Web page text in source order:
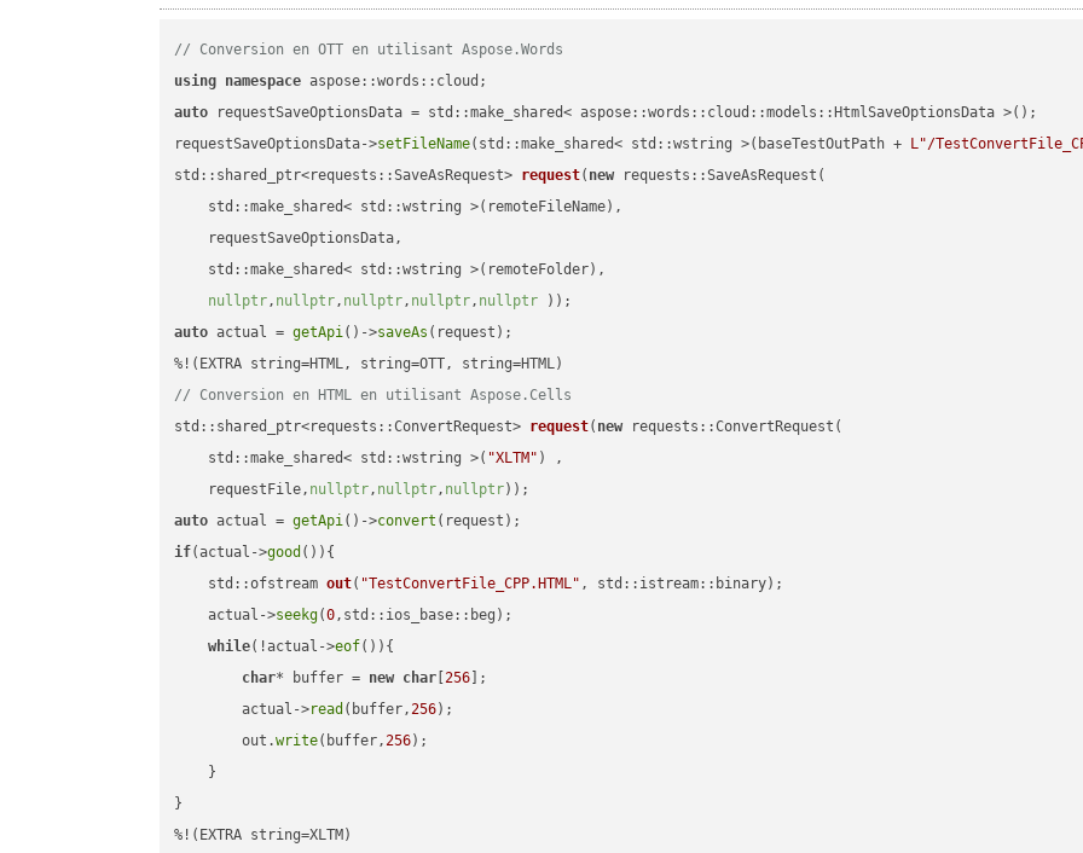
// Conversion en OTT en utilisant Aspose.Words
using namespace
auto requestSaveOptionsData = std::make_shared< aspose::words::cloud::models::HtmlSaveOptionsData >();
requestSaveOptionsData->setFileName(std::make_shared< std::wstring >(baseTestOutPath + L"/
std::shared_ptr<requests::SaveAsRequest> request( new requests::SaveAsRequest(
    std::make_shared< std::wstring >(remoteFileName),
    requestSaveOptionsData,
    std::make_shared< std::wstring >(remoteFolder),
nullptr, nullptr, nullptr, nullptr, nullptr ))
auto actual = getApi()->saveAs (request);
// Conversion en HTML en utilisant Aspose.Cells
std::shared_ptr<requests::ConvertRequest> request( new requests::ConvertRequest(
    std::make_shared< std::wstring >(
"XLTM" ) ,
    requestFile,
nullptr, nullptr, nullptr))
auto actual = getApi()->convert
if(actual->good ()){
std::ofstream out( "TestConvertFile_CPP.HTML" , std::istream::binary) ;
    actual->
seekg(0,std::ios_base::beg);
while(!actual->eof()){
char* buffer = new char [256 ];
        actual->
read (buffer,256);
        out.
write(buffer,256);
    }
}
%!(EXTRA string=XLTM)